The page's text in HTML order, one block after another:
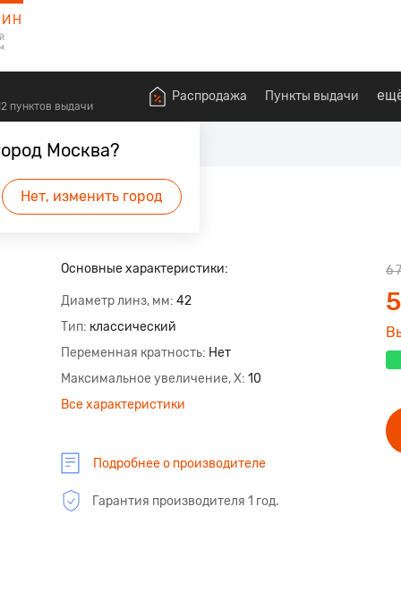
Москва?
Нет, изменить город
пунктов выдачи
Распродажа Пункты выдачи
Бинокли
первым.
Основные характеристики:
Диаметр линз, мм 42
Тип классический
Переменная кратность Нет
Максимальное увеличение, X 10
Все характеристики
Подробнее о производителе
Гарантия производителя 1 год.
6